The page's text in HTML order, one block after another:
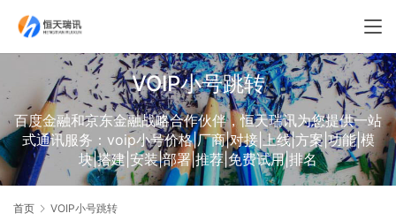
VOIP小号跳转
百度金融和京东金融战略合作伙伴，恒天瑞讯为您提供一站
式通讯服务：voip小号价格|厂商|对接|上线|方案|功能|模
块|搭建|安装|部署|推荐|免费试用|排名
首页 VOIP小号跳转